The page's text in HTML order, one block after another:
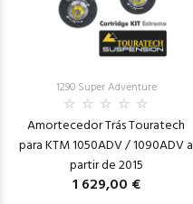
1290 Super Adventure
Amortecedor Trás Touratech
para KTM 1050ADV / 1090ADV a
partir de 2015
1 629,00 €